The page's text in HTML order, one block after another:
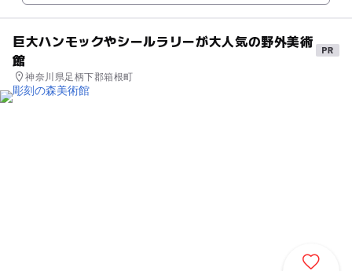
巨大ハンモックやシールラリーが大人気の野外美術
館
神奈川県足柄下郡箱根町